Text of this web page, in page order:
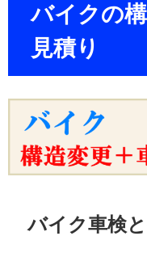
バイクの
見積り
バイク車検